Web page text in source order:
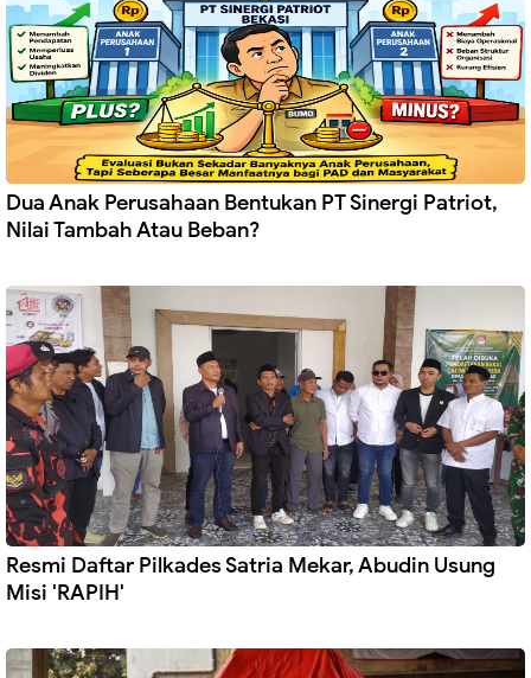
Dua Anak Perusahaan Bentukan PT Sinergi Patriot,
Nilai Tambah Atau Beban?
Resmi Daftar Pilkades Satria Mekar, Abudin Usung
Misi 'RAPIH'